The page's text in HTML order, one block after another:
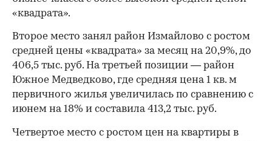
«квадрата».
Второе место занял район Измайлово с ростом
средней цены «квадрата» за месяц на 20,9%, до
406,5 тыс. руб. На третьей позиции — район
Южное Медведково, где средняя цена 1 кв. м
первичного жилья увеличилась по сравнению с
июнем на 18% и составила 413,2 тыс. руб.
Четвертое место с ростом цен на квартиры в